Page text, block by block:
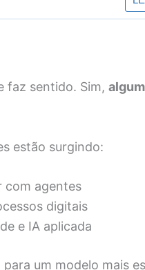
faz sentido. Sim,
estão surgindo:
com agentes
digitais
e IA aplicada
um modelo mais